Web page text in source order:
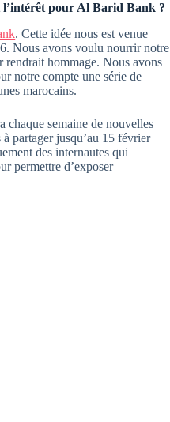
l’intérêt pour Al Barid Bank ?
. Cette idée nous est venue
Nous avons voulu nourrir notre
rendrait hommage. Nous avons
notre compte une série de
marocains.
chaque semaine de nouvelles
partager jusqu’au 15 février
des internautes qui
permettre d’exposer